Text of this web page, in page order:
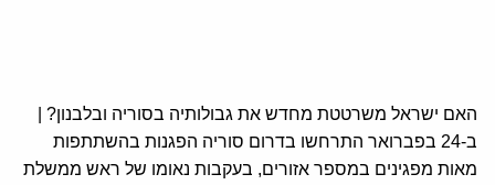
האם ישראל משרטטת מחדש את גבולותיה בסוריה ובלבנון? |
ב-24 בפברואר התרחשו בדרום סוריה הפגנות בהשתתפות
מאות מפגינים במספר אזורים, בעקבות נאומו של ראש ממשלת